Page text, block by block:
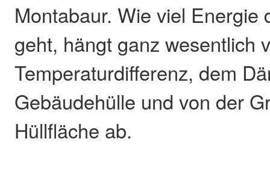
Montabaur. Wie viel Energie
geht, hängt ganz wesentlich
Temperaturdifferenz, dem
Gebäudehülle und von der
Hüllfläche ab.